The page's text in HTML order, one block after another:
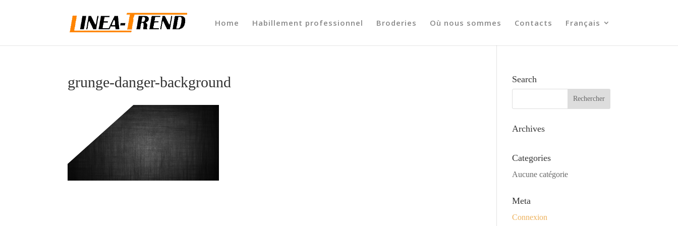
Home Habillement professionnel Broderies Où nous sommes Contacts Français
grunge-danger-background Search
Archives
Categories
Aucune catégorie
Meta
Connexion